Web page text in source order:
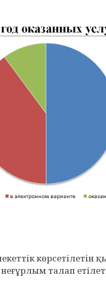
көрсетілетін
талап